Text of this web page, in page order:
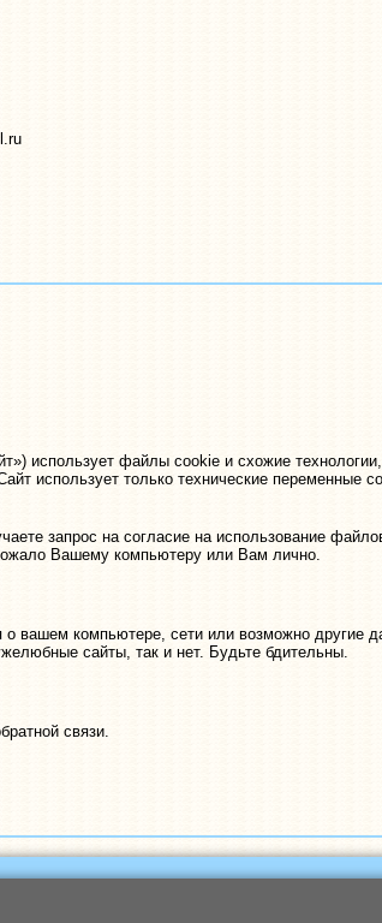
использует файлы cookie и схожие
использует только технические переменные
запрос на согласие на использование
Вашему компьютеру или Вам лично.
о вашем компьютере, сети или возможно другие
сайты, так и нет. Будьте бдительны.
связи.